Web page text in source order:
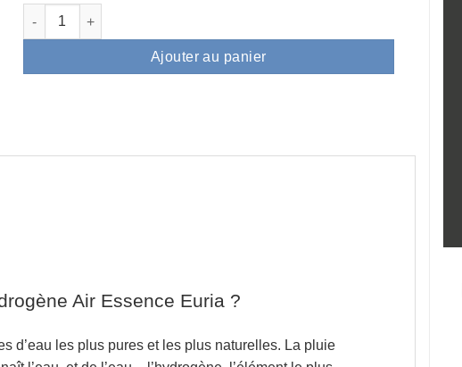
quantité de Air Essence™ Euria E3 - inhalateur à hydrogène 3000 -
Ajouter au panier
Air Essence Euria ?
d’eau les plus pures et les plus naturelles. La pluie